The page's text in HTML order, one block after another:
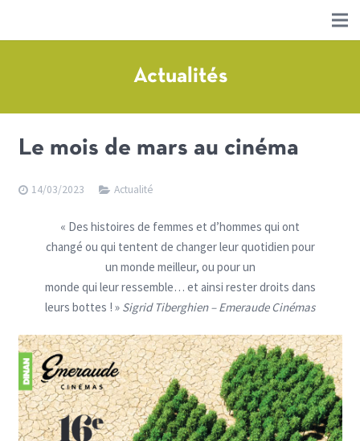
Actualités
Le mois de mars au cinéma
14/03/2023 Actualité
« Des histoires de femmes et d’hommes qui ont
changé ou qui tentent de changer leur quotidien pour
un monde meilleur, ou pour un
monde qui leur ressemble… et ainsi rester droits dans
leurs bottes ! » Sigrid Tiberghien – Emeraude Cinémas